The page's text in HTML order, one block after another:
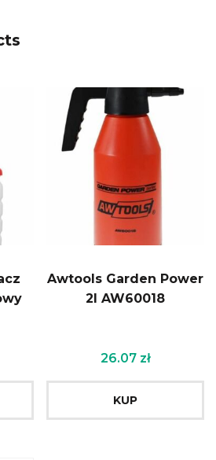
Awtools Garden Power
2l AW60018
26.07 zł
KUP